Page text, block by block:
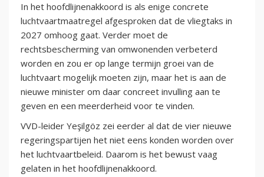
In het hoofdlijnenakkoord is als enige concrete
luchtvaartmaatregel afgesproken dat de vliegtaks in
2027 omhoog gaat. Verder moet de
rechtsbescherming van omwonenden verbeterd
worden en zou er op lange termijn groei van de
luchtvaart mogelijk moeten zijn, maar het is aan de
nieuwe minister om daar concreet invulling aan te
geven en een meerderheid voor te vinden.
VVD-leider Yeşilgöz zei eerder al dat de vier nieuwe
regeringspartijen het niet eens konden worden over
het luchtvaartbeleid. Daarom is het bewust vaag
gelaten in het hoofdlijnenakkoord.